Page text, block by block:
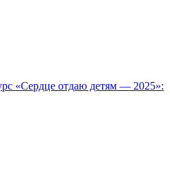
«Сердце отдаю детям — 2025»: